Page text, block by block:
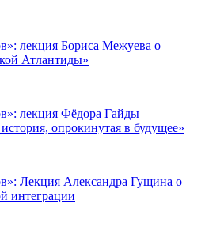
лекция Бориса Межуева о
Атлантиды»
лекция Фёдора Гайды
опрокинутая в будущее»
Лекция Александра Гущина о
интеграции